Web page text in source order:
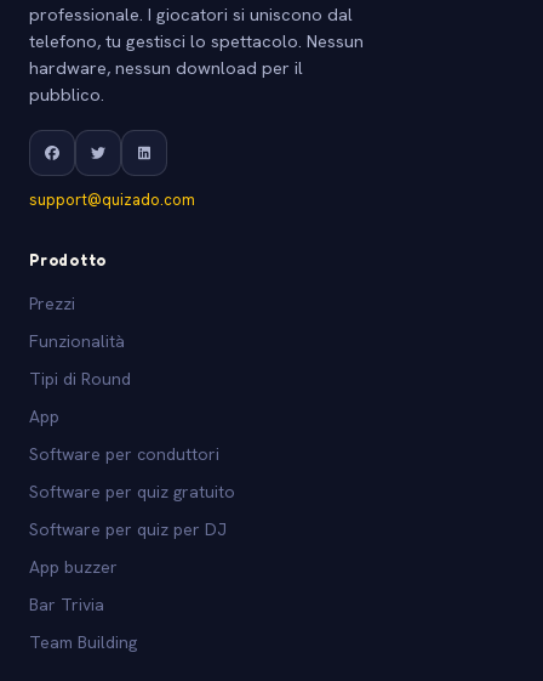
professionale. I giocatori si uniscono dal
telefono, tu gestisci lo spettacolo. Nessun
hardware, nessun download per il
pubblico.
support@quizado.com
Prodotto
Prezzi
Funzionalità
Tipi di Round
App
Software per conduttori
Software per quiz gratuito
Software per quiz per DJ
App buzzer
Bar Trivia
Team Building